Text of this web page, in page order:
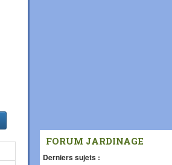
FORUM JARDINAGE
Derniers sujets :